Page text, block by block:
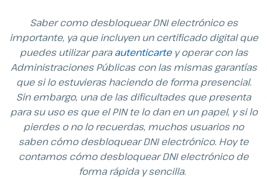
Saber como desbloquear DNI electrónico es
importante, ya que incluyen un certificado digital que
puedes utilizar paraautenticartey operar con las
Administraciones Públicas con las mismas garantías
que si lo estuvieras haciendo de forma presencial.
Sin embargo, una de las dificultades que presenta
para su uso es que el PIN te lo dan en un papel, y si lo
pierdes o no lo recuerdas, muchos usuarios no
saben cómo desbloquear DNI electrónico. Hoy te
contamos cómo desbloquear DNI electrónico de
forma rápida y sencilla.